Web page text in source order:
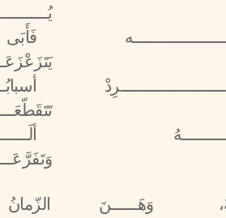
وَهَــــــنَ